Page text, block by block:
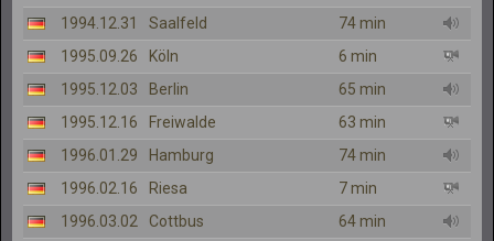
1994.12.31
Saalfeld
74 min
1995.09.26
Köln
6 min
1995.12.03
Berlin
65 min
1995.12.16
Freiwalde
63 min
1996.01.29
Hamburg
74 min
1996.02.16
Riesa
7 min
1996.03.02
Cottbus 64 min